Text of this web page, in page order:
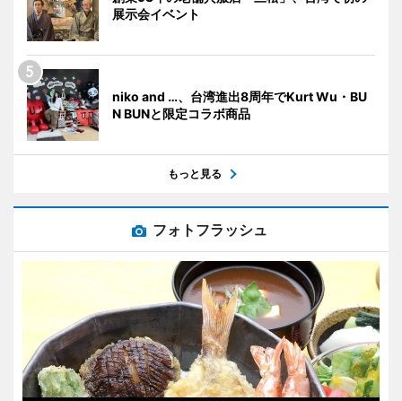
展示会イベント
niko and …、台湾進出8周年でKurt Wu・BU
N BUNと限定コラボ商品
もっと見る
フォトフラッシュ